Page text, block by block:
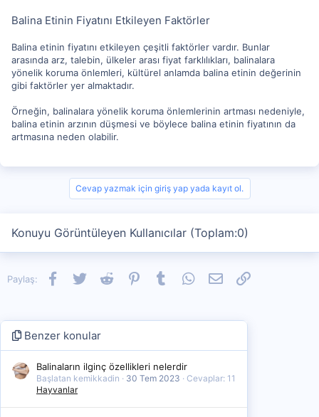
Balina Etinin Fiyatını Etkileyen Faktörler
Balina etinin fiyatını etkileyen çeşitli faktörler vardır. Bunlar
arasında arz, talebin, ülkeler arası fiyat farklılıkları, balinalara
yönelik koruma önlemleri, kültürel anlamda balina etinin değerinin
gibi faktörler yer almaktadır.
Örneğin, balinalara yönelik koruma önlemlerinin artması nedeniyle,
balina etinin arzının düşmesi ve böylece balina etinin fiyatının da
artmasına neden olabilir.
Cevap yazmak için giriş yap yada kayıt ol.
Konuyu Görüntüleyen Kullanıcılar (Toplam:0)
Paylaş: Facebook
TwitterReddit PinterestTumblrWhatsApp
E-postaLink
Benzer konular
Balinaların ilginç özellikleri nelerdir
Başlatan kemikkadin 30 Tem 2023
Cevaplar: 11
Hayvanlar